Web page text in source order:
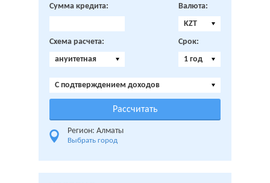
Сумма кредита:
Валюта:
KZT
Схема расчета:
ануитетная
Срок:
1 год
C подтверждением доходов
Регион: Алматы
Выбрать город